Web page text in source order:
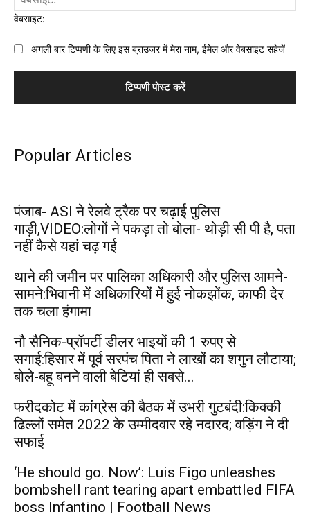
वेबसाइट:
अगली बार टिप्पणी के लिए इस ब्राउज़र में मेरा नाम, ईमेल और वेबसाइट सहेजें
Popular Articles
पंजाब- ASI ने रेलवे ट्रैक पर चढ़ाई पुलिस
गाड़ी,VIDEO:लोगों ने पकड़ा तो बोला- थोड़ी सी पी है, पता
नहीं कैसे यहां चढ़ गई
थाने की जमीन पर पालिका अधिकारी और पुलिस आमने-
सामने:भिवानी में अधिकारियों में हुई नोकझोंक, काफी देर
तक चला हंगामा
नौ सैनिक-प्रॉपर्टी डीलर भाइयों की 1 रुपए से
सगाई:हिसार में पूर्व सरपंच पिता ने लाखों का शगुन लौटाया;
बोले-बहू बनने वाली बेटियां ही सबसे...
फरीदकोट में कांग्रेस की बैठक में उभरी गुटबंदी:किक्की
ढिल्लों समेत 2022 के उम्मीदवार रहे नदारद; वड़िंग ने दी
सफाई
‘He should go. Now’: Luis Figo unleashes
bombshell rant tearing apart embattled FIFA
boss Infantino | Football News